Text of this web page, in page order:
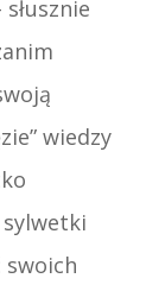
wiedzy
sylwetki